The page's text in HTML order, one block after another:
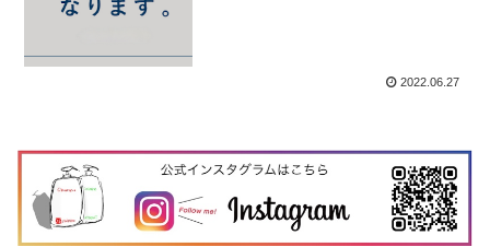
2022.06.27